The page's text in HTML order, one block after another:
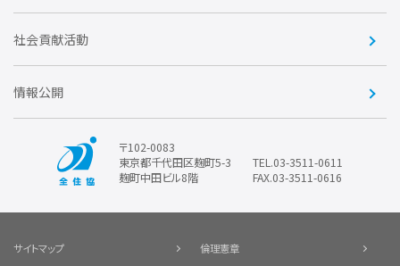
優良事業表彰
社会貢献活動
情報公開
〒102-0083
東京都千代田区麹町5-3
麹町中田ビル8階
TEL.03-3511-0611
FAX.03-3511-0616
サイトマップ 倫理憲章